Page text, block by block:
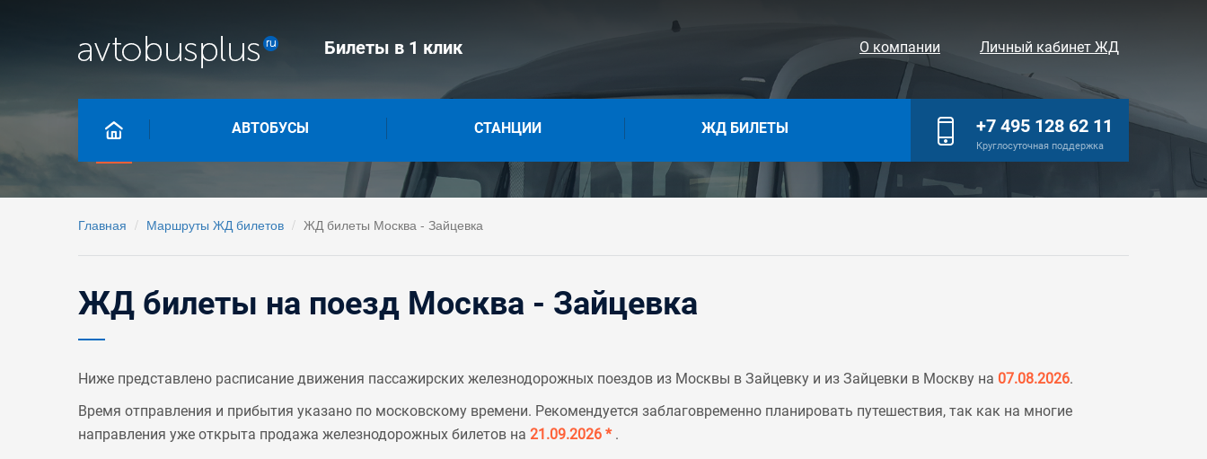
Билеты в 1 клик О компании Личный кабинет ЖД
АВТОБУСЫ СТАНЦИИ ЖД БИЛЕТЫ +7 495 128 62 11
Круглосуточная поддержка
Главная Маршруты ЖД билетов ЖД билеты Москва - Зайцевка
ЖД билеты на поезд Москва - Зайцевка
Ниже представлено расписание движения пассажирских железнодорожных поездов из Москвы в Зайцевку и из Зайцевки в Москву на 07.08.2026.
Время отправления и прибытия указано по московскому времени. Рекомендуется заблаговременно планировать путешествия, так как на многие
направления уже открыта продажа железнодорожных билетов на 21.09.2026 * .